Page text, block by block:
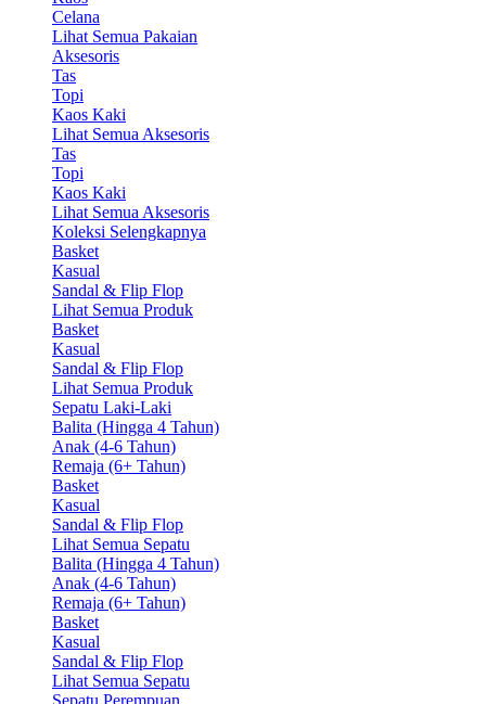
Celana
Lihat Semua Pakaian
Aksesoris
Tas
Topi
Kaos Kaki
Lihat Semua Aksesoris
Tas
Topi
Kaos Kaki
Lihat Semua Aksesoris
Koleksi Selengkapnya
Basket
Kasual
Sandal & Flip Flop
Lihat Semua Produk
Basket
Kasual
Sandal & Flip Flop
Lihat Semua Produk
Sepatu Laki-Laki
Balita (Hingga 4 Tahun)
Anak (4-6 Tahun)
Remaja (6+ Tahun)
Basket
Kasual
Sandal & Flip Flop
Lihat Semua Sepatu
Balita (Hingga 4 Tahun)
Anak (4-6 Tahun)
Remaja (6+ Tahun)
Basket
Kasual
Sandal & Flip Flop
Lihat Semua Sepatu
Sepatu Perempuan